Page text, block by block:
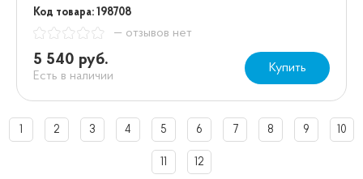
Код товара: 198708
— отзывов нет
5 540 руб.
Есть в наличии
Купить
1 2 3 4 5 6 7 8 9 10
11 12